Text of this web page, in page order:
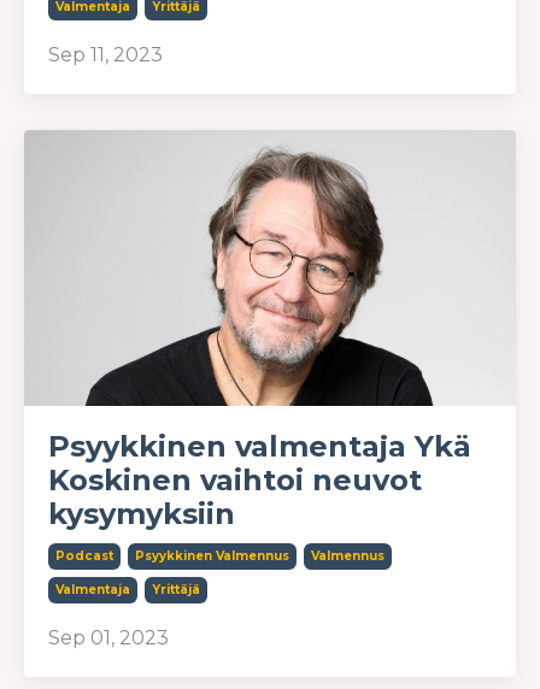
Valmentaja Yrittäjä
Sep 11, 2023
Psyykkinen valmentaja Ykä
Koskinen vaihtoi neuvot
kysymyksiin
Podcast Psyykkinen Valmennus Valmennus
Valmentaja Yrittäjä
Sep 01, 2023